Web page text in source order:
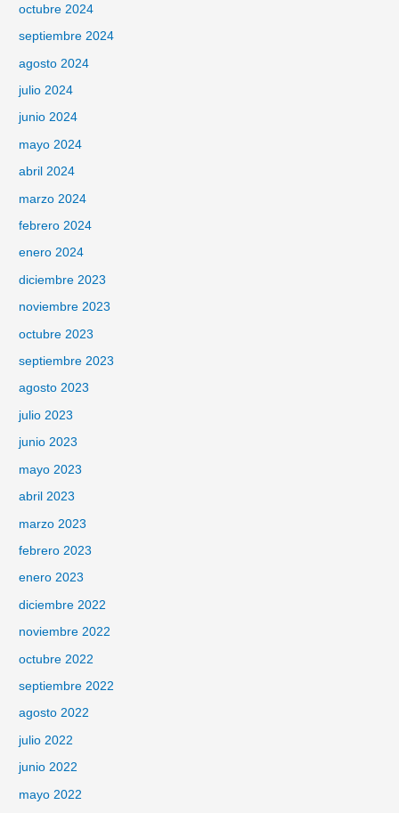
octubre 2024
septiembre 2024
agosto 2024
julio 2024
junio 2024
mayo 2024
abril 2024
marzo 2024
febrero 2024
enero 2024
diciembre 2023
noviembre 2023
octubre 2023
septiembre 2023
agosto 2023
julio 2023
junio 2023
mayo 2023
abril 2023
marzo 2023
febrero 2023
enero 2023
diciembre 2022
noviembre 2022
octubre 2022
septiembre 2022
agosto 2022
julio 2022
junio 2022
mayo 2022